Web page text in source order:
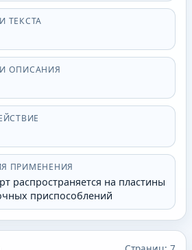
ТЕКСТА
ОПИСАНИЯ
ПРИМЕНЕНИЯ
распространяется на пластины
приспособлений